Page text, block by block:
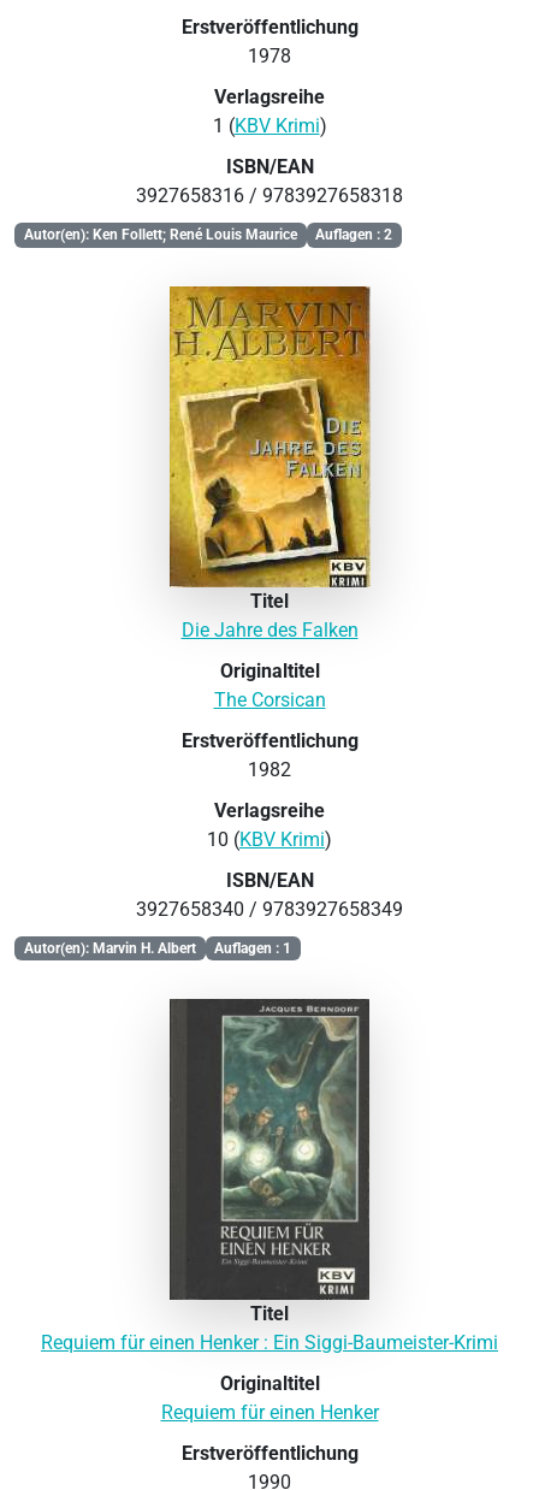
Erstveröffentlichung
1978
Verlagsreihe
1 (KBV Krimi)
ISBN/EAN
3927658316 / 9783927658318
Autor(en): Ken Follett; René Louis Maurice Auflagen : 2
Titel
Die Jahre des Falken
Originaltitel
The Corsican
Erstveröffentlichung
1982
Verlagsreihe
10 (KBV Krimi)
ISBN/EAN
3927658340 / 9783927658349
Autor(en): Marvin H. Albert Auflagen : 1
Titel
Requiem für einen Henker : Ein Siggi-Baumeister-Krimi
Originaltitel
Requiem für einen Henker
Erstveröffentlichung
1990